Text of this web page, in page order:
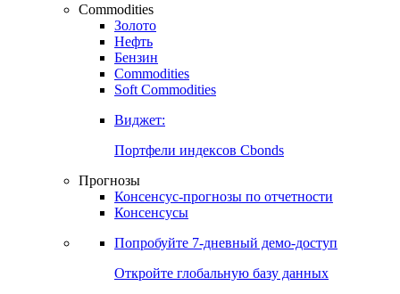
Commodities
Золото
Нефть
Бензин
Commodities
Soft Commodities
Виджет:
Портфели индексов Cbonds
Прогнозы
Консенсус-прогнозы по отчетности
Консенсусы
Попробуйте 7-дневный демо-доступ
Откройте глобальную базу данных